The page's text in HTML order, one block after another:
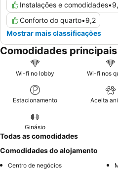
Instalações e comodidades•
Conforto do quarto•9,2
Mostrar mais classificações
Comodidades
Wi-fi no lobby Wi-fi nos
Estacionamento Aceita
Ginásio
Todas as comodidades
Comodidades do alojamento
Centro de negócios